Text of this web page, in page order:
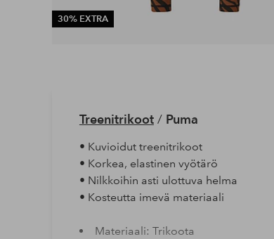
30% EXTRA
Treenitrikoot/ Puma
• Kuvioidut treenitrikoot
• Korkea, elastinen vyötärö
• Nilkkoihin asti ulottuva helma
• Kosteutta imevä materiaali
Materiaali: Trikoota